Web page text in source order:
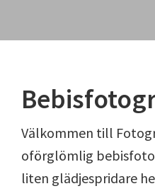
Välkommen till
oförglömlig
liten glädjespridare